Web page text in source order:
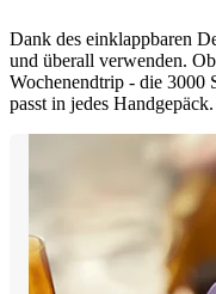
Dank des einklappbaren
und überall verwenden.
Wochenendtrip - die 3000
passt in jedes Handgepäck.